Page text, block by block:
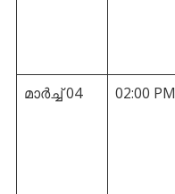
മാർച്ച് 04
02:00 PM